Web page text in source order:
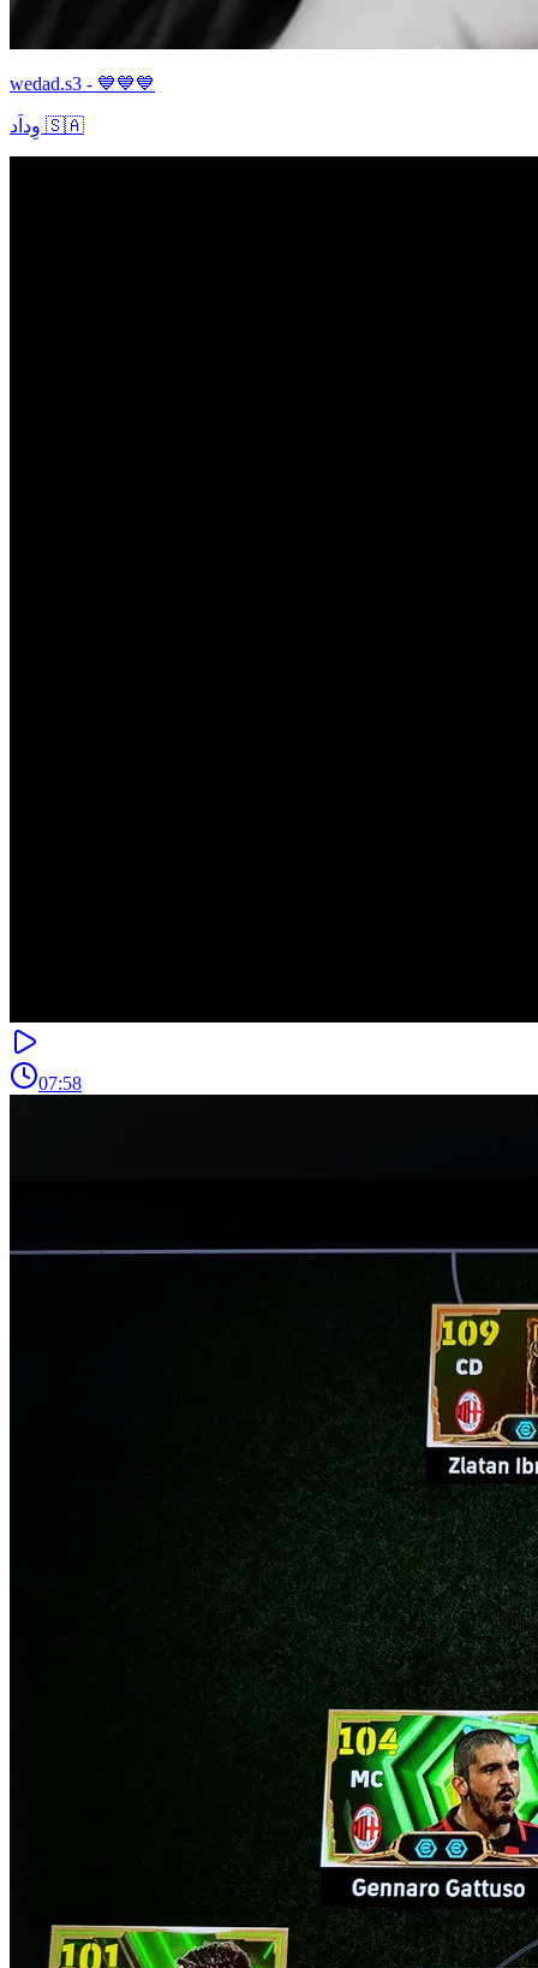
wedad.s3 - 💙💙💙
وِداَد 🇸🇦
07:58